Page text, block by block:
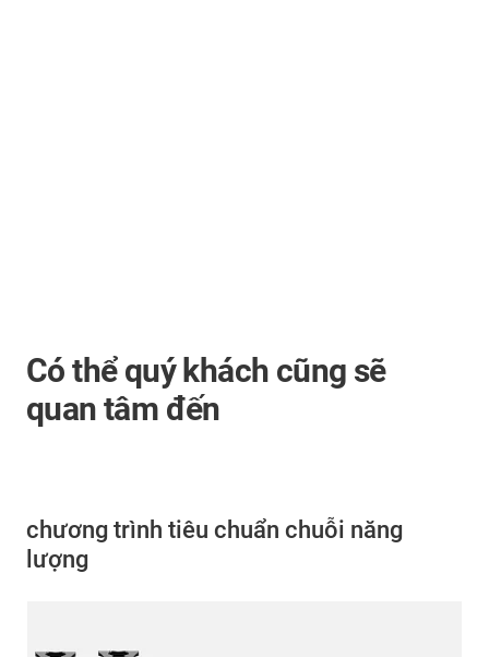
Có thể quý khách cũng sẽ
quan tâm đến
chương trình tiêu chuẩn chuỗi năng
lượng